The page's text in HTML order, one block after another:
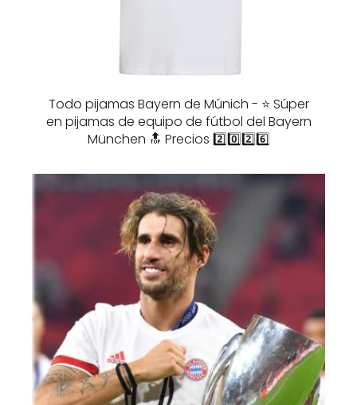
Todo pijamas Bayern de Múnich - ⭐️ Súper
en pijamas de equipo de fútbol del Bayern
München 🔝 Precios 2️⃣0️⃣2️⃣6️⃣